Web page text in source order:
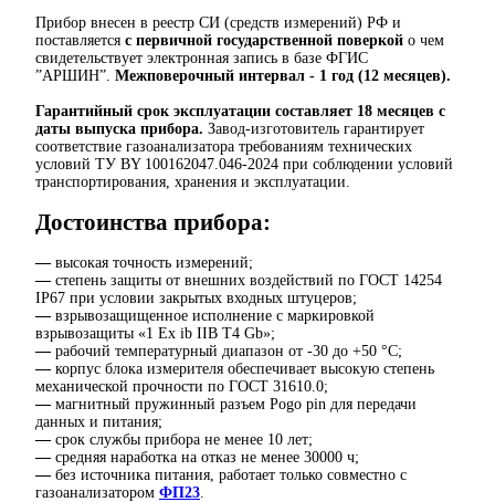
Прибор внесен в реестр СИ (средств измерений) РФ и
поставляется с первичной государственной поверкой о чем
свидетельствует электронная запись в базе ФГИС
”АРШИН”. Межповерочный интервал - 1 год (12 месяцев).
Гарантийный срок эксплуатации составляет 18 месяцев с
даты выпуска прибора. Завод-изготовитель гарантирует
соответствие газоанализатора требованиям технических
условий ТУ BY 100162047.046-2024 при соблюдении условий
транспортирования, хранения и эксплуатации.
Достоинства прибора:
— высокая точность измерений;
— степень защиты от внешних воздействий по ГОСТ 14254
IP67 при условии закрытых входных штуцеров;
— взрывозащищенное исполнение с маркировкой
взрывозащиты «1 Ех ib IIВ Т4 Gb»;
— рабочий температурный диапазон от -30 до +50 °C;
— корпус блока измерителя обеспечивает высокую степень
механической прочности по ГОСТ 31610.0;
— магнитный пружинный разъем Pogo pin для передачи
данных и питания;
— срок службы прибора не менее 10 лет;
— средняя наработка на отказ не менее 30000 ч;
— без источника питания, работает только совместно с
газоанализатором ФП23